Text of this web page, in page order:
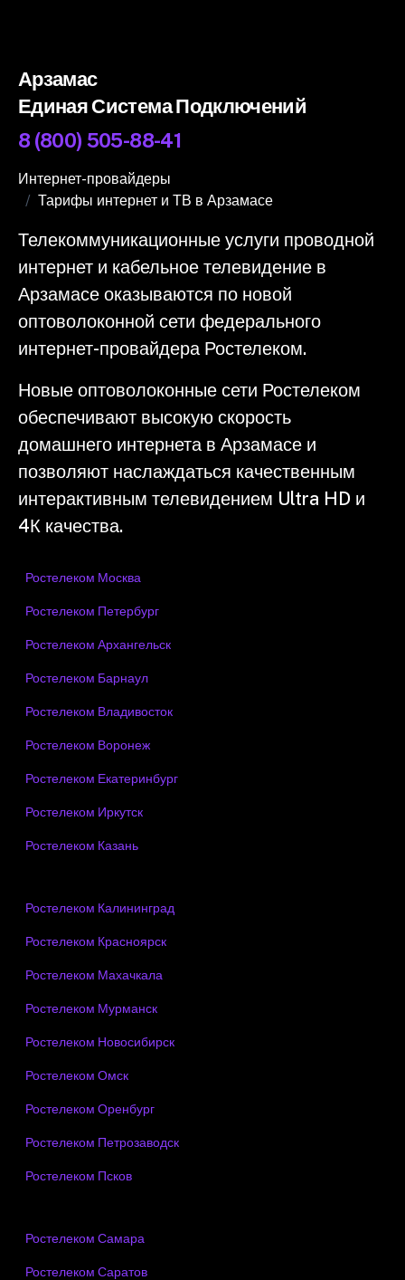
Арзамас
Единая Система Подключений
8 (800) 505-88-41
Интернет-провайдеры
Тарифы интернет и ТВ в Арзамасе
Телекоммуникационные услуги проводной
интернет и кабельное телевидение в
Арзамасе оказываются по новой
оптоволоконной сети федерального
интернет-провайдера Ростелеком.
Новые оптоволоконные сети Ростелеком
обеспечивают высокую скорость
домашнего интернета в Арзамасе и
позволяют наслаждаться качественным
интерактивным телевидением Ultra HD и
4К качества.
Ростелеком Москва
Ростелеком Петербург
Ростелеком Архангельск
Ростелеком Барнаул
Ростелеком Владивосток
Ростелеком Воронеж
Ростелеком Екатеринбург
Ростелеком Иркутск
Ростелеком Казань
Ростелеком Калининград
Ростелеком Красноярск
Ростелеком Махачкала
Ростелеком Мурманск
Ростелеком Новосибирск
Ростелеком Омск
Ростелеком Оренбург
Ростелеком Петрозаводск
Ростелеком Псков
Ростелеком Самара
Ростелеком Саратов